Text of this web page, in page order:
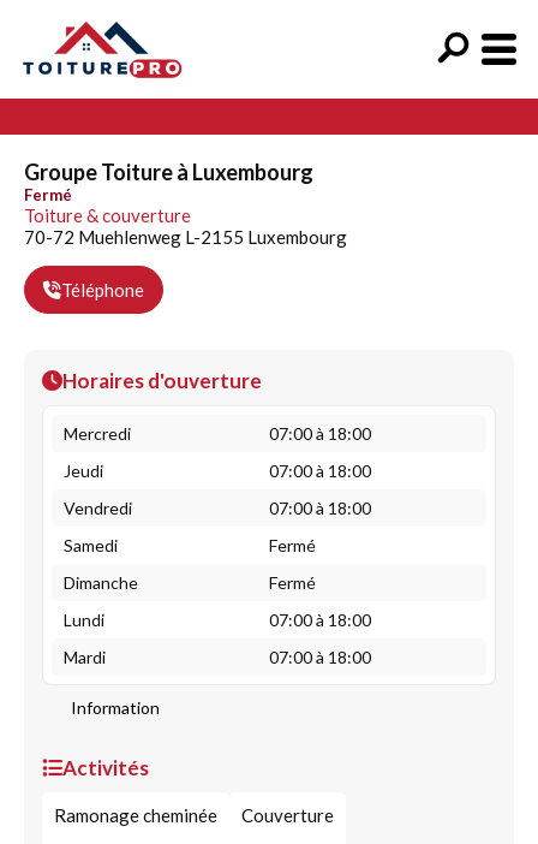
Groupe Toiture à Luxembourg
Fermé
Toiture & couverture
70-72 Muehlenweg L-2155 Luxembourg
Téléphone
Horaires d'ouverture
Mercredi
07:00 à 18:00
Jeudi
07:00 à 18:00
Vendredi
07:00 à 18:00
Samedi
Fermé
Dimanche
Fermé
Lundi
07:00 à 18:00
Mardi
07:00 à 18:00
Information
Activités
Ramonage cheminée Couverture